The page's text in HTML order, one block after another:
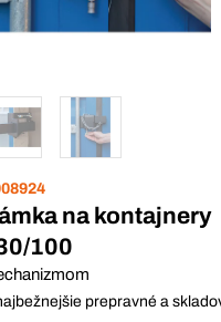
na kontajnery
100
prepravné a